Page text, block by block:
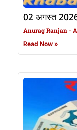
02 अगस्त
Anurag Ranjan
Read Now »